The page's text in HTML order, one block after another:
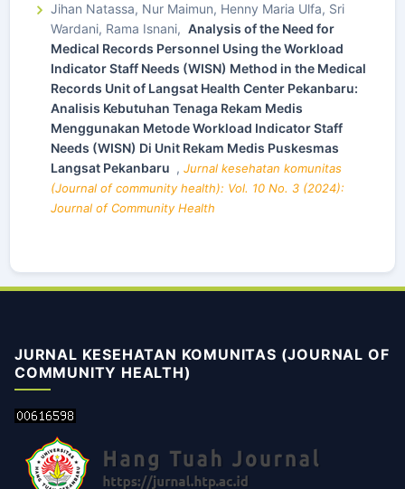
Jihan Natassa, Nur Maimun, Henny Maria Ulfa, Sri
Wardani, Rama Isnani, Analysis of the Need for
Medical Records Personnel Using the Workload
Indicator Staff Needs (WISN) Method in the Medical
Records Unit of Langsat Health Center Pekanbaru:
Analisis Kebutuhan Tenaga Rekam Medis
Menggunakan Metode Workload Indicator Staff
Needs (WISN) Di Unit Rekam Medis Puskesmas
Langsat Pekanbaru , Jurnal kesehatan komunitas
(Journal of community health): Vol. 10 No. 3 (2024):
Journal of Community Health
JURNAL KESEHATAN KOMUNITAS (JOURNAL OF
COMMUNITY HEALTH)